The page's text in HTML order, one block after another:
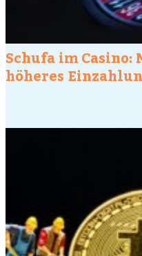
Schufa im Casino:
höheres